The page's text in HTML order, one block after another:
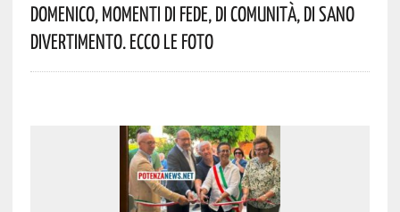
Domenico, Momenti Di Fede, Di Comunità, Di Sano
Divertimento. Ecco Le Foto